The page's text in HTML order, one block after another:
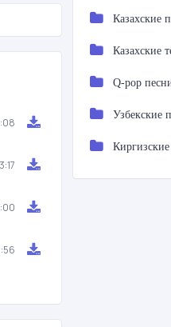
Казахские
Казахские
Q-pop
Узбекские